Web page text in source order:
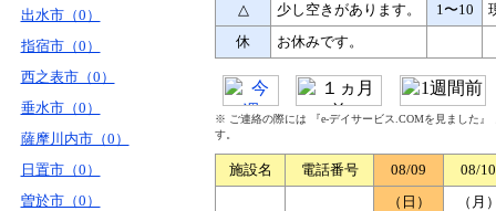
出水市（0）
指宿市（0）
西之表市（0）
垂水市（0）
薩摩川内市（0）
日置市（0）
曽於市（0）
△
少し空きがあります。 1〜10
休
お休みです。
※ ご連絡の際には 『e-デイサービス.COMを見ました
す。
施設名 電話番号 08/09
08/10
（日）
（月